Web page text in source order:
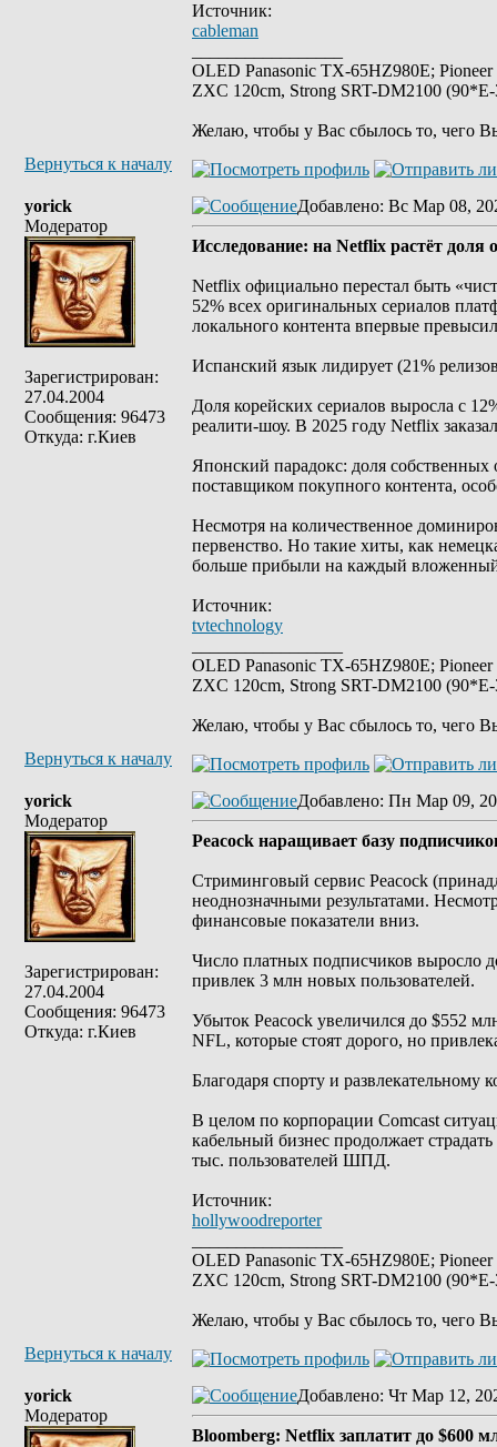
Источник:
cableman
OLED Panasonic TX-65HZ980E;
ZXC 120cm, Strong SRT-DM2100
Желаю, чтобы у Вас сбылось то, чего
Вернуться к началу
yorick
Модератор
Зарегистрирован:
27.04.2004
Сообщения: 96473
Откуда: г.Киев
Добавлено: Вс Мар 08,
Исследование: на Netflix растёт доля
Netflix официально перестал быть
52% всех оригинальных сериалов
локального контента впервые
Испанский язык лидирует (21%
Доля корейских сериалов выросла с
реалити-шоу. В 2025 году Netflix
Японский парадокс: доля
поставщиком покупного контента,
Несмотря на количественное
первенство. Но такие хиты, как
больше прибыли на каждый
Источник:
tvtechnology
OLED Panasonic TX-65HZ980E;
ZXC 120cm, Strong SRT-DM2100
Желаю, чтобы у Вас сбылось то, чего
Вернуться к началу
yorick
Модератор
Зарегистрирован:
27.04.2004
Сообщения: 96473
Откуда: г.Киев
Добавлено: Пн Мар 09,
Peacock наращивает базу
Стриминговый сервис Peacock
неоднозначными результатами.
финансовые показатели вниз.
Число платных подписчиков выросло
привлек 3 млн новых пользователей.
Убыток Peacock увеличился до $552
NFL, которые стоят дорого, но
Благодаря спорту и развлекательному
В целом по корпорации Comcast
кабельный бизнес продолжает
тыс. пользователей ШПД.
Источник:
hollywoodreporter
OLED Panasonic TX-65HZ980E;
ZXC 120cm, Strong SRT-DM2100
Желаю, чтобы у Вас сбылось то, чего
Вернуться к началу
yorick
Модератор
Добавлено: Чт Мар 12,
Bloomberg: Netflix заплатит до $600